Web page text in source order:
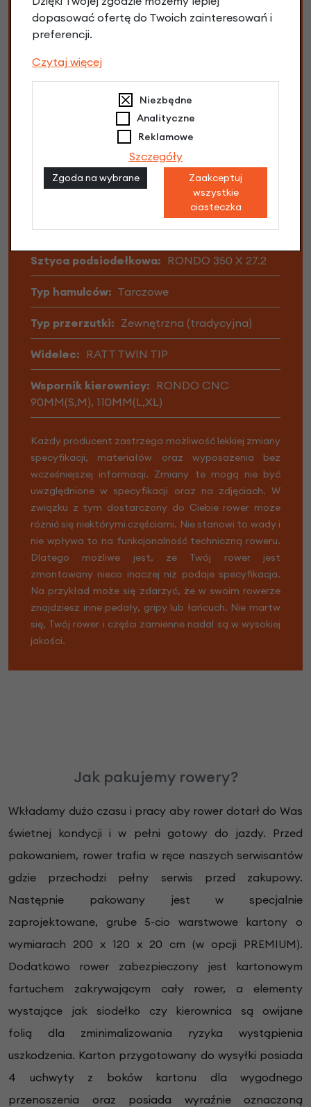
Pozycja: Sportowa
Przerzutki: SHIMANO GRX RD-RX400
27.5 x 1.75 (47-584) 650b x
47mm
Selle San Marco ShortFit
Suport: EVO 386 with HTII adapter
Sztyca podsiodełkowa: RONDO 350 X 27.2
Typ hamulców: Tarczowe
Typ przerzutki: Zewnętrzna (tradycyjna)
Widelec: RATT TWIN TIP
Wspornik kierownicy: RONDO CNC
90MM(S,M), 110MM(L,XL)
Każdy producent zastrzega możliwość lekkiej zmiany
specyfikacji, materiałów oraz wyposażenia bez
wcześniejszej informacji. Zmiany te mogą nie być
uwzględnione w specyfikacji oraz na zdjęciach. W
związku z tym dostarczony do Ciebie rower może
różnić się niektórymi częściami. Nie stanowi to wady i
nie wpływa to na funkcjonalność techniczną roweru.
Dlatego możliwe jest, że Twój rower jest
zmontowany nieco inaczej niż podaje specyfikacja.
Na przykład może się zdarzyć, że w swoim rowerze
znajdziesz inne pedały, gripy lub łańcuch. Nie martw
się, Twój rower i części zamienne nadal są w wysokiej
jakości.
Jak pakujemy rowery?
Wkładamy dużo czasu i pracy aby rower dotarł do Was
świetnej kondycji i w pełni gotowy do jazdy. Przed
pakowaniem, rower trafia w ręce naszych serwisantów
gdzie przechodzi pełny serwis przed zakupowy.
Następnie pakowany jest w specjalnie
zaprojektowane, grube 5-cio warstwowe kartony o
wymiarach 200 x 120 x 20 cm (w opcji PREMIUM).
Dodatkowo rower zabezpieczony jest kartonowym
fartuchem zakrywającym cały rower, a elementy
wystające jak siodełko czy kierownica są owijane
folią dla zminimalizowania ryzyka wystąpienia
uszkodzenia. Karton przygotowany do wysyłki posiada
4 uchwyty z boków kartonu dla wygodnego
przenoszenia oraz posiada wyraźnie oznaczoną
dopasować ofertę do Twoich zainteresowań i
preferencji.
Czytaj więcej
Niezbędne
Analityczne
Reklamowe
Szczegóły
Zgoda na wybrane
Zaakceptuj
wszystkie
ciasteczka